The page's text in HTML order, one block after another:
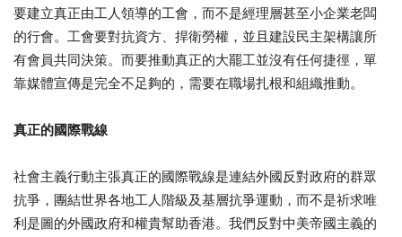
要建立真正由工人領導的工會， 而不是經理層甚至小企業老闆
的行會。工會要對抗資方、捍衛勞權， 並且建設民主架構讓所
有會員共同決策。 而要推動真正的大罷工並沒有任何捷徑， 單
靠媒體宣傳是完全不足夠的，需要在職場扎根和組織推動。
真正的國際戰線
社會主義行動主張真正的國際戰線是連結外國反對政府的群眾
抗爭， 團結世界各地工人階級及基層抗爭運動， 而不是祈求唯
利是圖的外國政府和權貴幫助香港。 我們反對中美帝國主義的